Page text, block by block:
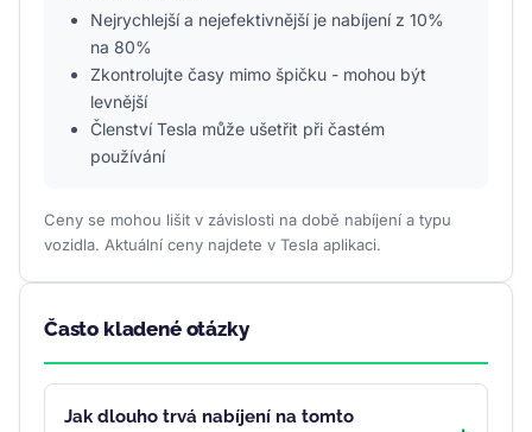
Nejrychlejší a nejefektivnější je nabíjení z 10%
na 80%
Zkontrolujte časy mimo špičku - mohou být
levnější
Členství Tesla může ušetřit při častém
používání
Ceny se mohou lišit v závislosti na době nabíjení a typu
vozidla. Aktuální ceny najdete v Tesla aplikaci.
Často kladené otázky
Jak dlouho trvá nabíjení na tomto